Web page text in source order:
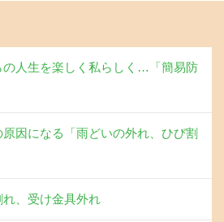
の人生を楽しく私らしく…「簡易防
因になる「雨どいの外れ、ひび割
れ、受け金具外れ